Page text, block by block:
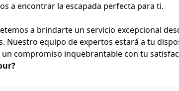
a encontrar la escapada perfecta para ti.
a brindarte un servicio excepcional
Nuestro equipo de expertos estará a tu
compromiso inquebrantable con tu